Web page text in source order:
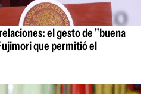
el gesto de "buena
que permitió el